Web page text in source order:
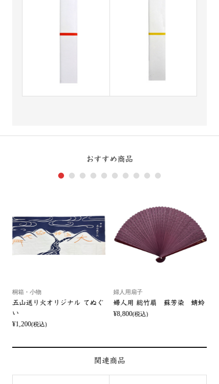
おすすめ商品
桐箱・小物
五山送り火オリジナル てぬぐ
い
¥1,200(税込)
婦人用扇子
婦人用 総竹扇 蘇芳染 蜻蛉
¥8,800(税込)
1 2 3 4 5 6 7 8 9 10
関連商品